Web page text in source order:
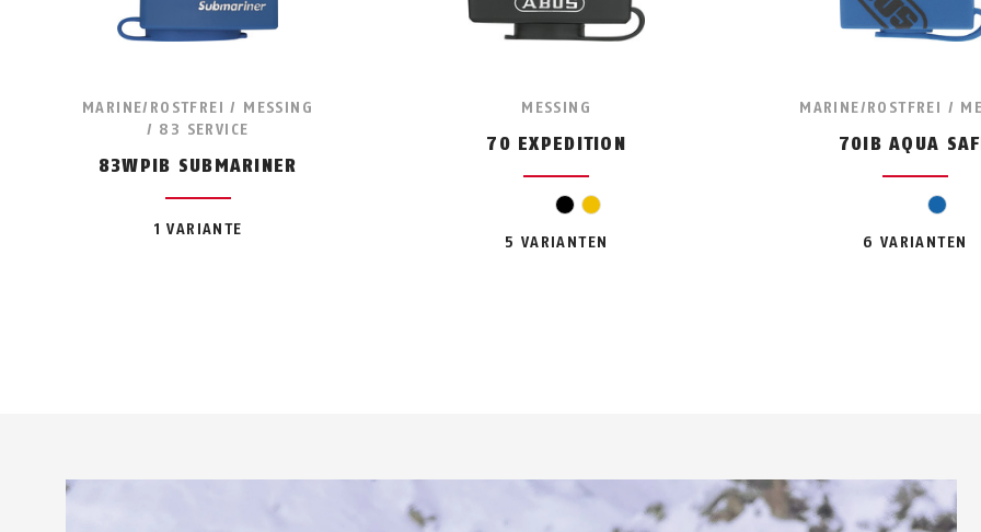
MARINE/ROSTFREI / MESSING
/ 83 SERVICE
83WPIB SUBMARINER
1 VARIANTE
MESSING
70 EXPEDITION
blackyellow
5 VARIANTEN
MARINE/ROSTFREI /
70IB AQUA
blue
6 VARIANTEN